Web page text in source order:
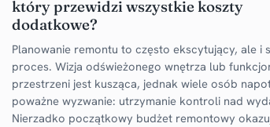
który przewidzi wszystkie koszty
dodatkowe?
Planowanie remontu to często ekscytujący, ale i
proces. Wizja odświeżonego wnętrza lub
przestrzeni jest kusząca, jednak wiele osób
poważne wyzwanie: utrzymanie kontroli nad
Nierzadko początkowy budżet remontowy